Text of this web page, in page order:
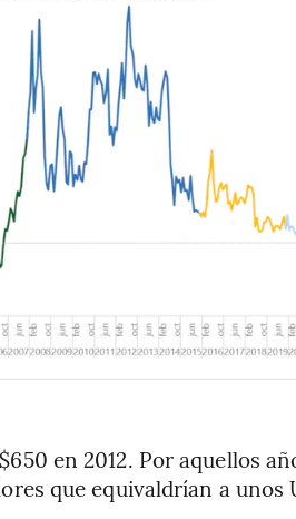
en 2012. Por aquellos
que equivaldrían a unos